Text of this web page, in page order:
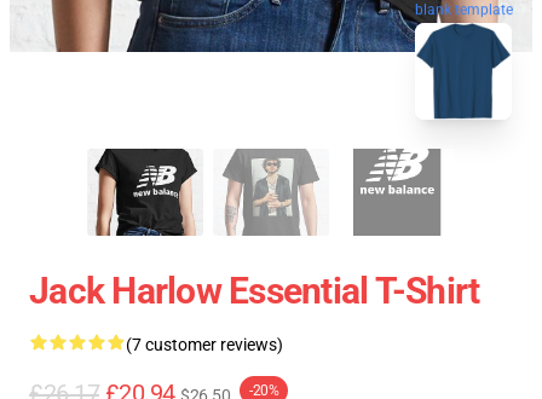
blank template
Jack Harlow Essential T-Shirt
(7 customer reviews)
£26.17 £20.94 -20%